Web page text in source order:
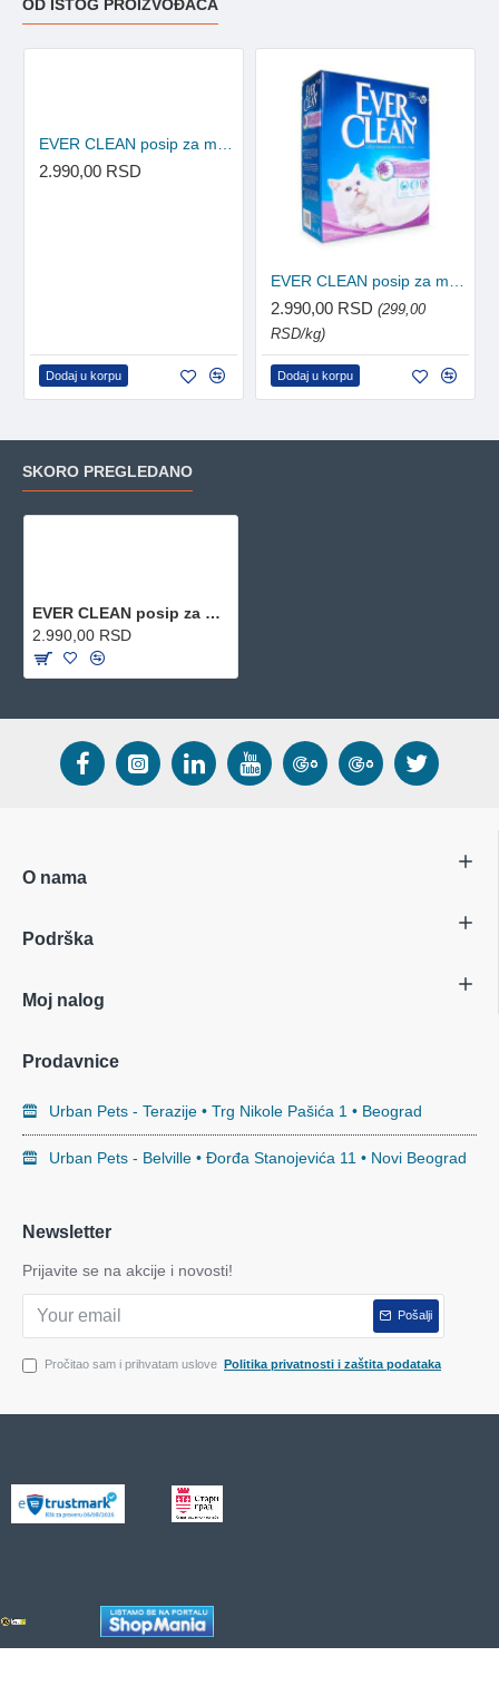
OD ISTOG PROIZVOĐAČA
2.990,00 RSD
Dodaj u korpu
2.990,00 RSD (299,00
RSD/kg)
Dodaj u korpu
SKORO PREGLEDANO
EVER CLEAN posip za mačke LitterFree Paws - grudvajući 10L
2.990,00 RSD
O nama
Podrška
Moj nalog
Prodavnice
Urban Pets - Terazije • Trg Nikole Pašića 1 • Beograd
Urban Pets - Belville • Đorđa Stanojevića 11 • Novi Beograd
Newsletter
Prijavite se na akcije i novosti!
Pošalji
Pročitao sam i prihvatam uslove Politika privatnosti i zaštita podataka